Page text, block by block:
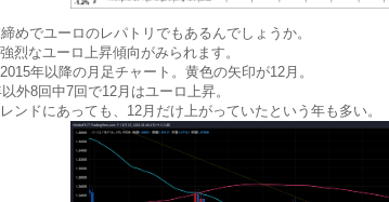
めでユーロのレパトリでもあるんでしょうか。
烈なユーロ上昇傾向がみられます。
年以降の月足チャート。黄色の矢印が12月。
外8回中7回で12月はユーロ上昇。
ンドにあっても、12月だけ上がっていたという年も多い。